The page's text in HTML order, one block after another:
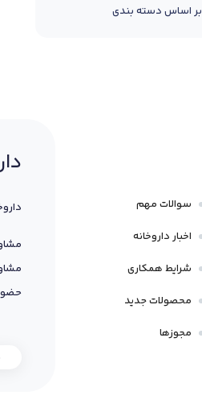
بر اساس دسته بندی
سوالات مهم
اخبار داروخانه
شرایط همکاری
محصولات جدید
مجوزها